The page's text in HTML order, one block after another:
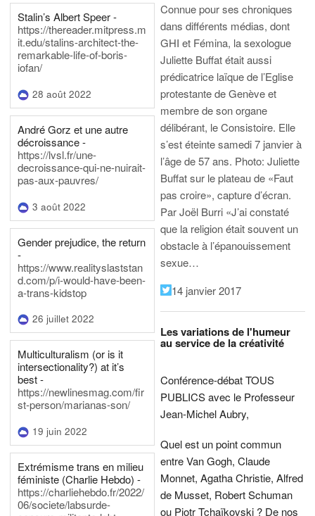
Stalin’s Albert Speer -
https://thereader.mitpress.m
it.edu/stalins-architect-the-
remarkable-life-of-boris-
iofan/
28 août 2022
André Gorz et une autre
décroissance -
https://lvsl.fr/une-
decroissance-qui-ne-nuirait-
pas-aux-pauvres/
3 août 2022
Gender prejudice, the return
-
https://www.realityslaststan
d.com/p/i-would-have-been-
a-trans-kidstop
26 juillet 2022
Multiculturalism (or is it
intersectionality?) at it’s
best -
https://newlinesmag.com/fir
st-person/marianas-son/
19 juin 2022
Extrémisme trans en milieu
féministe (Charlie Hebdo) -
https://charliehebdo.fr/2022/
06/societe/labsurde-
Connue pour ses chroniques
dans différents médias, dont
GHI et Fémina, la sexologue
Juliette Buffat était aussi
prédicatrice laïque de l’Eglise
protestante de Genève et
membre de son organe
délibérant, le Consistoire. Elle
s’est éteinte samedi 7 janvier à
l’âge de 57 ans. Photo: Juliette
Buffat sur le plateau de «Faut
pas croire», capture d’écran.
Par Joël Burri «J’ai constaté
que la religion était souvent un
obstacle à l’épanouissement
sexue…
14 janvier 2017
Les variations de l'humeur
au service de la créativité
Conférence-débat TOUS
PUBLICS avec le Professeur
Jean-Michel Aubry,
Quel est un point commun
entre Van Gogh, Claude
Monnet, Agatha Christie, Alfred
de Musset, Robert Schuman
ou Piotr Tchaïkovski ? De nos